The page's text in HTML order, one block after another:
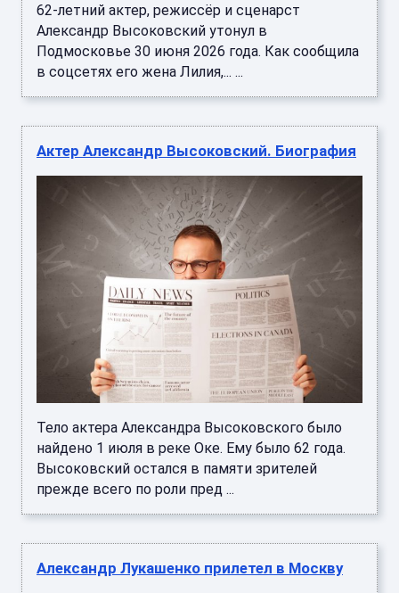
62-летний актер, режиссёр и сценарст
Александр Высоковский утонул в
Подмосковье 30 июня 2026 года. Как сообщила
в соцсетях его жена Лилия,... ...
Актер Александр Высоковский. Биография
Тело актера Александра Высоковского было
найдено 1 июля в реке Оке. Ему было 62 года.
Высоковский остался в памяти зрителей
прежде всего по роли пред ...
Александр Лукашенко прилетел в Москву